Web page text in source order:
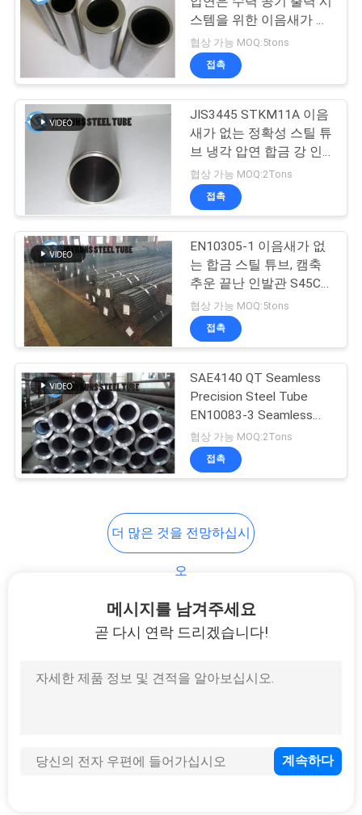
생
정
스테인레스 강 복수
관
20
단일 벽 스틸 튜브
13
강철 관
이음새가 없는 보일
스템을 위한 이음새가 없
는 탄소 스틸 튜브를 합금
합니다
협상 가능 MOQ:5tons
접촉
JIS3445 STKM11A 이음
새가 없는 정확성 스틸 튜
브 냉각 압연 합금 강 인
발관 37.6*1.6MM
협상 가능 MOQ:2Tons
접촉
EN10305-1 이음새가 없
는 합금 스틸 튜브, 캠축
추운 끝난 인발관 S45C
C45 CK45 BKS
협상 가능 MOQ:5tons
접촉
SAE4140 QT Seamless
Precision Steel Tube
EN10083-3 Seamless
Galvanized Steel Pipe
48*11mm
협상 가능 MOQ:2Tons
접촉
더 많은 것을 전망하십시
오
메시지를 남겨주세요
곧 다시 연락 드리겠습니다!